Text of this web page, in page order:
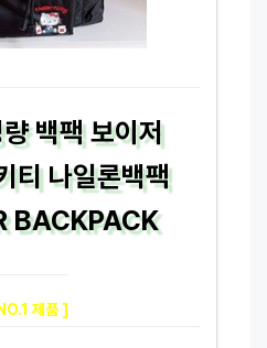
백팩 보이저
티 나일론백팩
BACKPACK
제품 ]